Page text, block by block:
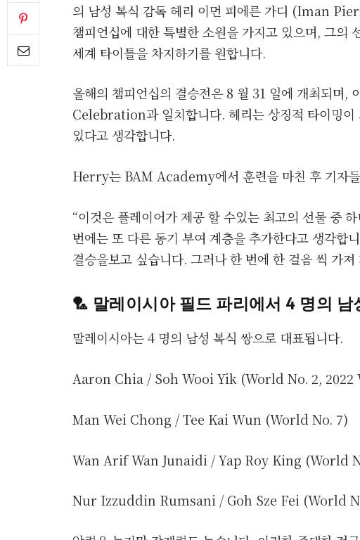
의 남성 복식 감독 헤리 이먼 피에른 가디 (Iman
챔피언십에 대한 특별한 소원을 가지고 있으며, 그의
세계 타이틀을 차지하기를 원합니다.
올해의 챔피언십의 결승전은 8 월 31 일에 개최되며
Celebration과 일치합니다. 헤리는 상징적 타이밍이
있다고 생각합니다.
Herry는 BAM Academy에서 훈련을 마친 후 기자들
“이것은 플레이어가 제공 할 수있는 최고의 선물 중
번에는 또 다른 동기 부여 계층을 추가한다고 생각합
결승을보고 싶습니다. 그러나 한 번에 한 걸음 씩 가져
🏸 말레이시아 필드 파리에서 4 명의 남
말레이시아는 4 명의 남성 복식 쌍으로 대표됩니다.
Aaron Chia / Soh Wooi Yik (World No. 2,
Man Wei Chong / Tee Kai Wun (World No. 7)
Wan Arif Wan Junaidi / Yap Roy King (World
Nur Izzuddin Rumsani / Goh Sze Fei (World